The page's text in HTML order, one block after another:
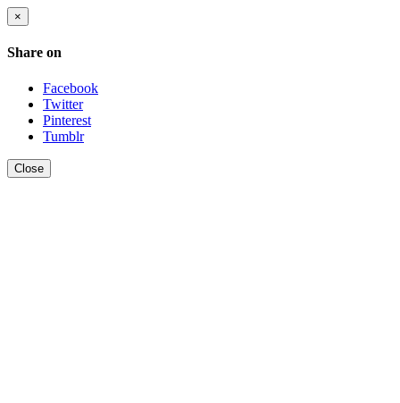
×
Share on
Facebook
Twitter
Pinterest
Tumblr
Close